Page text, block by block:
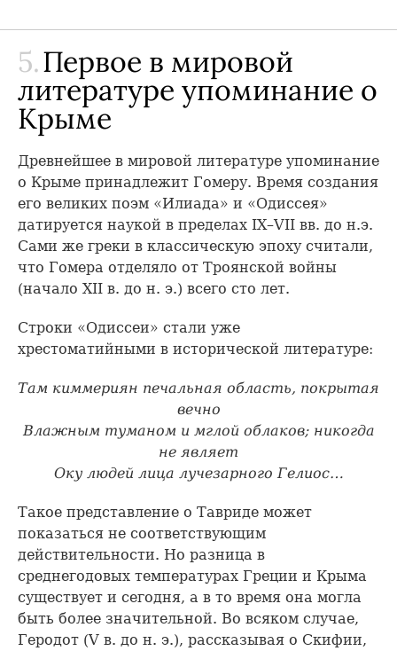
5.Первое в мировой
литературе упоминание о
Крыме
Древнейшее в мировой литературе упоминание
о Крыме принадлежит Гомеру. Время создания
его великих поэм «Илиада» и «Одиссея»
датируется наукой в пределах IX–VII вв. до н.э.
Сами же греки в классическую эпоху считали,
что Гомера отделяло от Троянской войны
(начало XII в. до н. э.) всего сто лет.
Строки «Одиссеи» стали уже
хрестоматийными в исторической литературе:
Там киммериян печальная область, покрытая
вечно
Влажным туманом и мглой облаков; никогда
не являет
Оку людей лица лучезарного Гелиос…
Такое представление о Тавриде может
показаться не соответствующим
действительности. Но разница в
среднегодовых температурах Греции и Крыма
существует и сегодня, а в то время она могла
быть более значительной. Во всяком случае,
Геродот (V в. до н. э.), рассказывая о Скифии,